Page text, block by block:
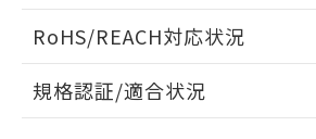
ドすることができます。
ログイン/会員登録
RoHS/REACH対応状況
EU RoHS 注意事項・凡例
規格認証/適合状況
欄に対応日を記載しておりまし
既に当社にて対応品への在庫
していることから、特段のこと
り、2022年1月12日より割愛し
す。